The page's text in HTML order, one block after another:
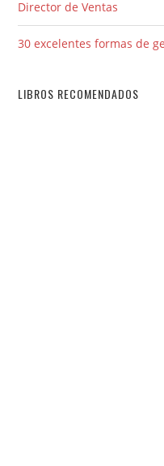
Director de Ventas
30 excelentes formas de
LIBROS RECOMENDADOS